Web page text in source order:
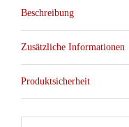
Beschreibung
Zusätzliche Informationen
Produktsicherheit